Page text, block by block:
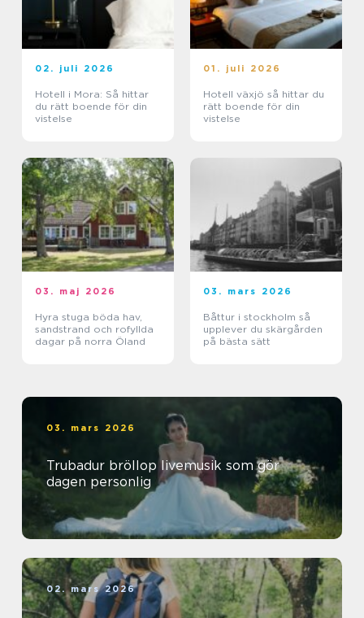
02. juli 2026
Hotell i Mora: Så hittar
du rätt boende för din
vistelse
01. juli 2026
Hotell växjö så hittar du
rätt boende för din
vistelse
03. maj 2026
Hyra stuga böda hav,
sandstrand och rofyllda
dagar på norra Öland
03. mars 2026
Båttur i stockholm så
upplever du skärgården
på bästa sätt
03. mars 2026
Trubadur bröllop livemusik som gör
dagen personlig
02. mars 2026